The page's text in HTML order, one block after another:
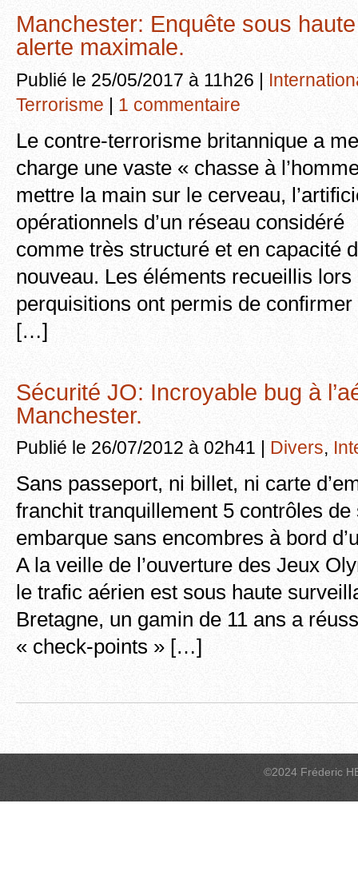
Manchester: Enquête sous haute
alerte maximale.
Publié le 25/05/2017 à 11h26 |
Terrorisme | 1 commentaire
Le contre-terrorisme britannique a
charge une vaste « chasse à
mettre la main sur le cerveau,
opérationnels d’un réseau considéré
comme très structuré et en capacité
nouveau. Les éléments recueillis
perquisitions ont permis de confirmer
[…]
Sécurité JO: Incroyable bug à
Manchester.
Publié le 26/07/2012 à 02h41 | Divers,
Sans passeport, ni billet, ni carte
franchit tranquillement 5 contrôles de
embarque sans encombres à bord
A la veille de l’ouverture des Jeux
le trafic aérien est sous haute
Bretagne, un gamin de 11 ans a
« check-points » […]
©2024 Fréderic